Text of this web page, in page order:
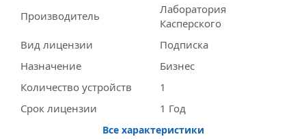
Производитель
Лаборатория
Касперского
Вид лицензии
Подписка
Назначение
Бизнес
Количество устройств
1
Срок лицензии
1 Год
Все характеристики